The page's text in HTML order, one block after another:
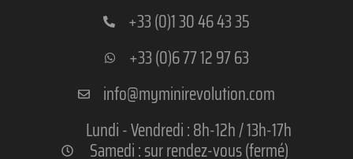
+33 (0)1 30 46 43 35
+33 (0)6 77 12 97 63
info@myminirevolution.com
Lundi - Vendredi : 8h-12h / 13h-17h
Samedi : sur rendez-vous (fermé)